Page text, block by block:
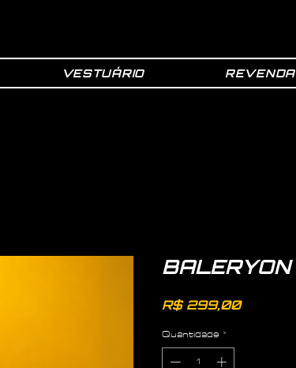
VESTUÁRIO REVENDA
BALERYON
R$ 299,00Preço
Quantidade *